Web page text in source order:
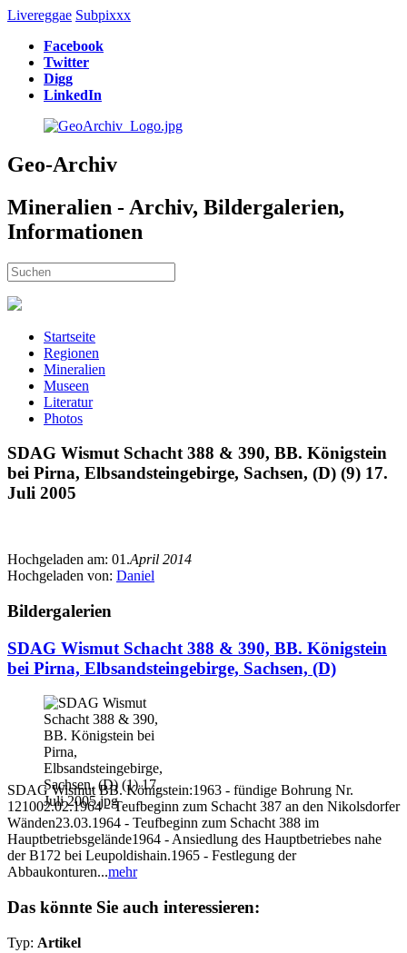
Livereggae Subpixxx
Facebook
Twitter
Digg
LinkedIn
Geo-Archiv
Mineralien - Archiv, Bildergalerien,
Informationen
Startseite
Regionen
Mineralien
Museen
Literatur
Photos
SDAG Wismut Schacht 388 & 390, BB. Königstein
bei Pirna, Elbsandsteingebirge, Sachsen, (D) (9) 17.
Juli 2005
Hochgeladen am: 01.April 2014
Hochgeladen von: Daniel
Bildergalerien
SDAG Wismut Schacht 388 & 390, BB. Königstein
bei Pirna, Elbsandsteingebirge, Sachsen, (D)
SDAG Wismut BB. Königstein:1963 - fündige Bohrung Nr.
121002.02.1964 - Teufbeginn zum Schacht 387 an den Nikolsdorfer
Wänden23.03.1964 - Teufbeginn zum Schacht 388 im
Hauptbetriebsgelände1964 - Ansiedlung des Hauptbetriebes nahe
der B172 bei Leupoldishain.1965 - Festlegung der
Abbaukonturen...mehr
Das könnte Sie auch interessieren:
Typ: Artikel